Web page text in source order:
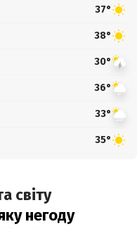
37°
38°
30°
36°
33°
35°
світу
негоду